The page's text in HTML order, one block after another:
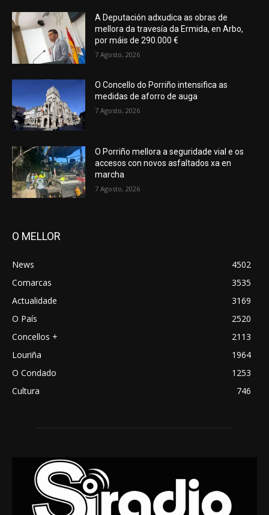
A Deputación adxudica as obras de
mellora da travesía da Ermida, en Arbo,
por máis de 290.000 €
7 Agosto, 2026
O Concello do Porriño intensifica as
medidas de aforro de auga
7 Agosto, 2026
O Porriño mellora a seguridade vial e os
accesos con novos asfaltados xa en
marcha
7 Agosto, 2026
O MELLOR
News
4502
Comarcas
3535
Actualidade
3169
O País
2520
Concellos +
2113
Louriña
1964
O Condado
1253
Cultura
746